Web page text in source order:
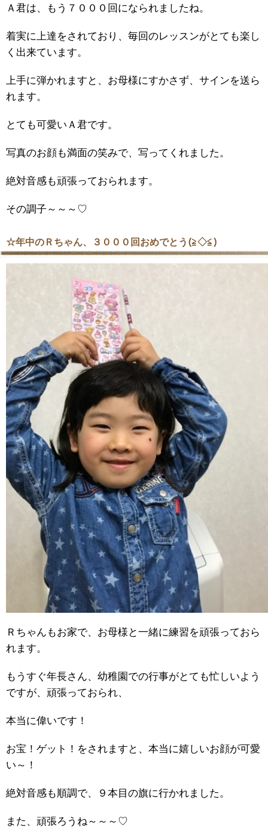
Ａ君は、もう７０００回になられましたね。
着実に上達をされており、毎回のレッスンがとても楽し
く出来ています。
上手に弾かれますと、お母様にすかさず、サインを送ら
れます。
とても可愛いＡ君です。
写真のお顔も満面の笑みで、写ってくれました。
絶対音感も頑張っておられます。
その調子～～～♡
☆年中のＲちゃん、３０００回おめでとう(≧◇≦)
Ｒちゃんもお家で、お母様と一緒に練習を頑張っておら
れます。
もうすぐ年長さん、幼稚園での行事がとても忙しいよう
ですが、頑張っておられ、
本当に偉いです！
お宝！ゲット！をされますと、本当に嬉しいお顔が可愛
い～！
絶対音感も順調で、９本目の旗に行かれました。
また、頑張ろうね～～～♡